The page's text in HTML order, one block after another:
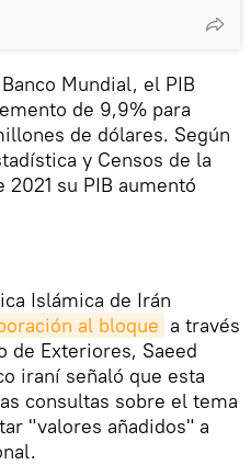
Mundial, el PIB
de 9,9% para
de dólares. Según
y Censos de la
su PIB aumentó
Islámica de Irán
al bloque a través
de Exteriores, Saeed
iraní señaló que esta
consultas sobre el tema
"valores añadidos" a